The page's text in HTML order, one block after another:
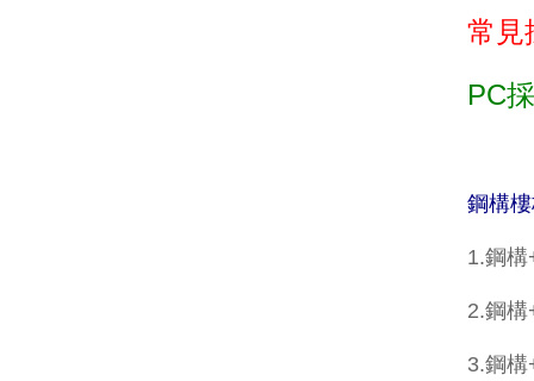
常見
PC
鋼構
1.鋼
2.鋼構
3.鋼